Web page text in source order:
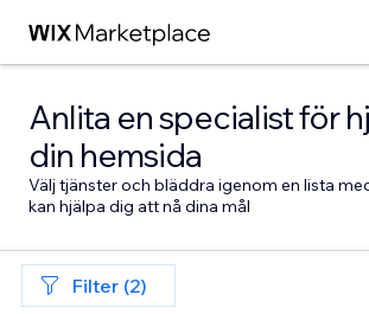
Anlita en specialist för
din hemsida
Välj tjänster och bläddra igenom en lista
kan hjälpa dig att nå dina mål
Filter (2)